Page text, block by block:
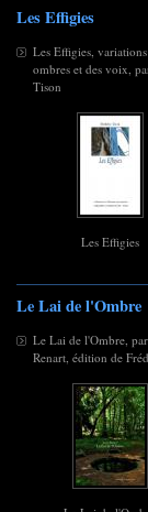
Les Effigies
Les Effigies,
ombres et des voix,
Tison
Les Effigies
Le Lai de l'Ombre
Le Lai de l'Ombre, par
Renart, édition de